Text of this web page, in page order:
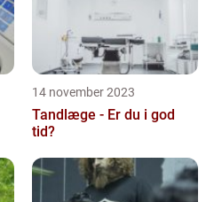
14 november 2023
Tandlæge - Er du i god
tid?